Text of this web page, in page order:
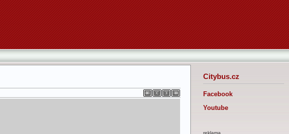
Citybus.cz
Facebook
Youtube